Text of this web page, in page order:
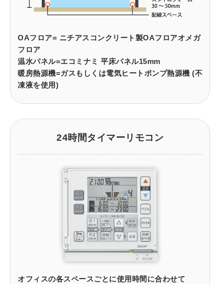
OAフロア= ニチアスコンクリート製OAフロアオメガ
フロア
温水パネル=エコミナミ 平床パネル15mm
暖房熱源機=ガスもしくは電気ヒートポンプ熱源機 (不
凍液を使用)
24時間タイマーリモコン
オフィスの各スペースごとに使用時間に合わせて